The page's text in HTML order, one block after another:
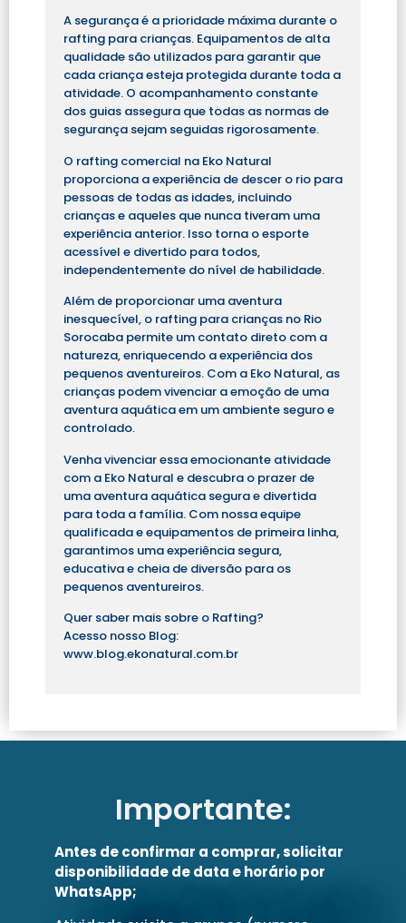
A segurança é a prioridade máxima durante o
rafting para crianças. Equipamentos de alta
qualidade são utilizados para garantir que
cada criança esteja protegida durante toda a
atividade. O acompanhamento constante
dos guias assegura que todas as normas de
segurança sejam seguidas rigorosamente.
O rafting comercial na Eko Natural
proporciona a experiência de descer o rio para
pessoas de todas as idades, incluindo
crianças e aqueles que nunca tiveram uma
experiência anterior. Isso torna o esporte
acessível e divertido para todos,
independentemente do nível de habilidade.
Além de proporcionar uma aventura
inesquecível, o rafting para crianças no Rio
Sorocaba permite um contato direto com a
natureza, enriquecendo a experiência dos
pequenos aventureiros. Com a Eko Natural, as
crianças podem vivenciar a emoção de uma
aventura aquática em um ambiente seguro e
controlado.
Venha vivenciar essa emocionante atividade
com a Eko Natural e descubra o prazer de
uma aventura aquática segura e divertida
para toda a família. Com nossa equipe
qualificada e equipamentos de primeira linha,
garantimos uma experiência segura,
educativa e cheia de diversão para os
pequenos aventureiros.
Quer saber mais sobre o Rafting?
Acesso nosso Blog:
www.blog.ekonatural.com.br
Importante:
Antes de confirmar a comprar, solicitar
disponibilidade de data e horário por
WhatsApp;